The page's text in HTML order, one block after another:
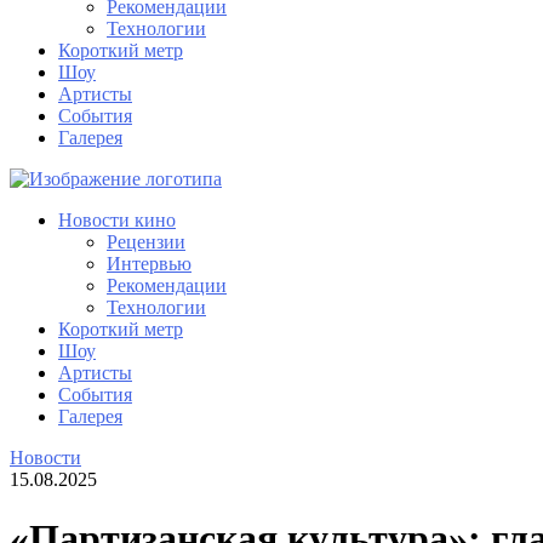
Рекомендации
Технологии
Короткий метр
Шоу
Артисты
События
Галерея
Новости кино
Рецензии
Интервью
Рекомендации
Технологии
Короткий метр
Шоу
Артисты
События
Галерея
Новости
15.08.2025